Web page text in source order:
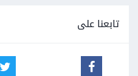
تابعنا على